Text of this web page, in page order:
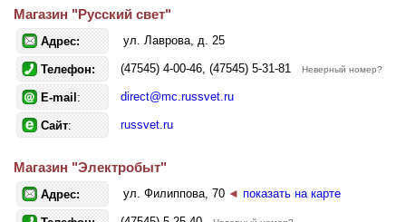
Магазин "Русский свет"
Адрес: ул. Лаврова, д. 25
Телефон: (47545) 4-00-46, (47545) 5-31-81 Неверный номер?
E-mail : direct@mc.russvet.ru
Сайт: russvet.ru
Магазин "Электробыт"
Адрес: ул. Филиппова, 70 ◄ показать на карте